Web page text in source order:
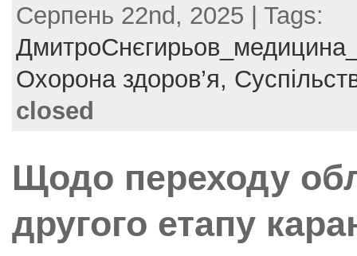
c
e
b
o
o
itt
er
er
e
st
ai
l
ar
e
Серпень 22nd, 2025 | Tags:
Охорона здоров’я,
closed
Щодо переходу
другого етапу